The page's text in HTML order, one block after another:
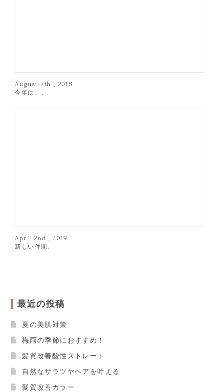
August 7th , 2018
今年は、、
April 2nd , 2019
新しい仲間。
最近の投稿
夏の美肌対策
梅雨の季節におすすめ！
髪質改善酸性ストレート
自然なサラツヤヘアを叶える
髪質改善カラー